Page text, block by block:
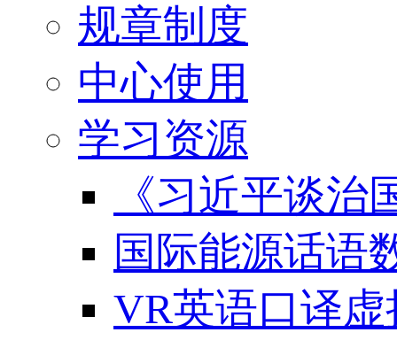
规章制度
中心使用
学习资源
《习近平谈
国际能源话语
VR英语口译